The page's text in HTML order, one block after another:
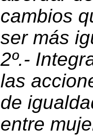
cambios
ser más
2º.-
las
de
entre